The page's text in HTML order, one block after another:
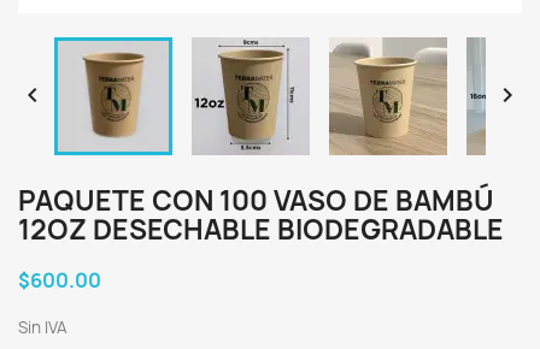
 
PAQUETE CON 100 VASO DE BAMBÚ
12OZ DESECHABLE BIODEGRADABLE
$600.00
Sin IVA